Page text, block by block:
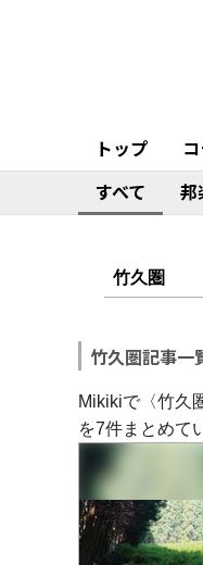
トップ
すべて
邦
竹久圏記事一
Mikikiで〈竹久
を7件まとめて